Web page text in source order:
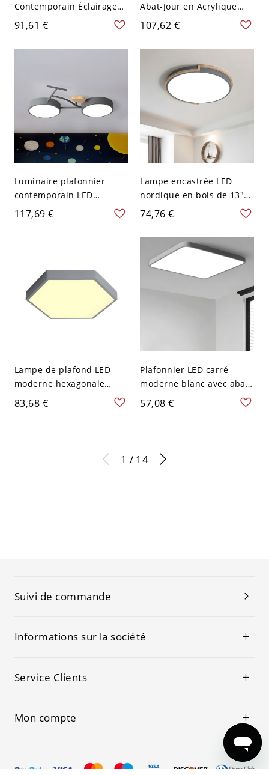
Contemporain Éclairage
sur Rail Abat-Jour Cône en
Fer pour Salon - 2 Gris
110 V-120 V
91,61 €
Abat-Jour en Acrylique
Luminaire Affleurant
Nordique Macaron - Gris
110 V-120 V 30,48 cm
107,62 €
Luminaire plafonnier
contemporain LED
acrylique en forme de
117,69 €
Lampe encastrée LED
nordique en bois de 13"
de diamètre avec
éclairage blanc, montée à
plat au plafond gris
74,76 €
Lampe de plafond LED
moderne hexagonale
grise avec abat-jour en
acrylique blanc, 16" de
83,68 €
Plafonnier LED carré
moderne blanc avec abat-
jour en acrylique - 1
lumière, 16x16 pouces -
57,08 €
1 / 14
Suivi de commande
Informations sur la société
Service Clients
Mon compte